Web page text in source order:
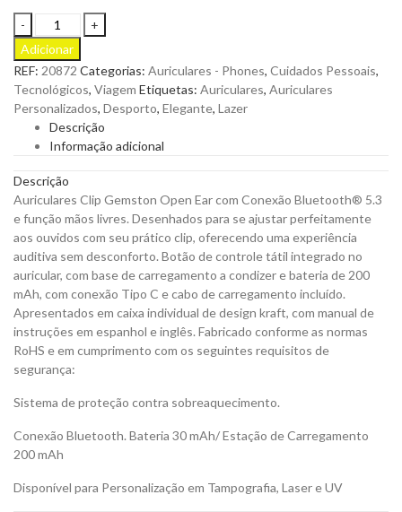
Auriculares
Clip
Gemston
Open
Ear
com
Conexão
Bluetooth
ser
personalizado
quantity
Adicionar
REF: 20872 Categorias: Auriculares - Phones, Cuidados Pessoais,
Tecnológicos, Viagem Etiquetas: Auriculares, Auriculares
Personalizados, Desporto, Elegante, Lazer
Descrição
Informação adicional
Descrição
Auriculares Clip Gemston Open Ear com Conexão Bluetooth® 5.3
e função mãos livres. Desenhados para se ajustar perfeitamente
aos ouvidos com seu prático clip, oferecendo uma experiência
auditiva sem desconforto. Botão de controle tátil integrado no
auricular, com base de carregamento a condizer e bateria de 200
mAh, com conexão Tipo C e cabo de carregamento incluído.
Apresentados em caixa individual de design kraft, com manual de
instruções em espanhol e inglês. Fabricado conforme as normas
RoHS e em cumprimento com os seguintes requisitos de
segurança:
Sistema de proteção contra sobreaquecimento.
Conexão Bluetooth. Bateria 30 mAh/ Estação de Carregamento
200 mAh
Disponível para Personalização em Tampografia, Laser e UV